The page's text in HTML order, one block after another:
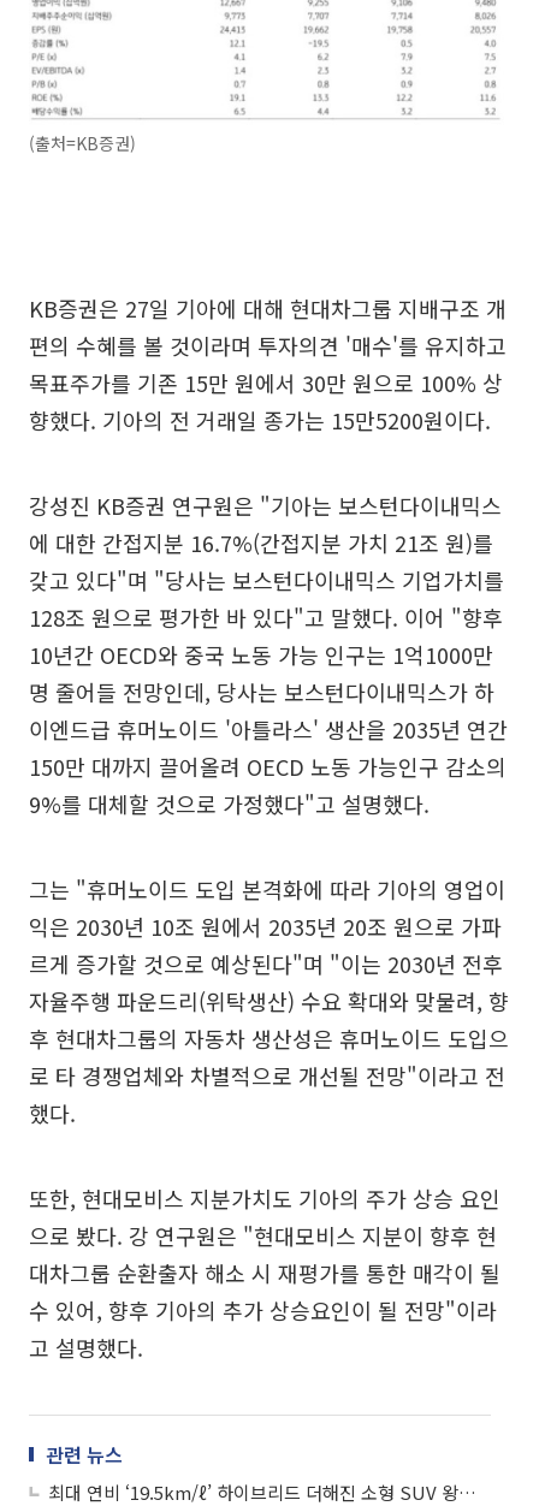
(출처=KB증권)
KB증권은 27일 기아에 대해 현대차그룹 지배구조 개
편의 수혜를 볼 것이라며 투자의견 '매수'를 유지하고
목표주가를 기존 15만 원에서 30만 원으로 100% 상
향했다. 기아의 전 거래일 종가는 15만5200원이다.
강성진 KB증권 연구원은 "기아는 보스턴다이내믹스
에 대한 간접지분 16.7%(간접지분 가치 21조 원)를
갖고 있다"며 "당사는 보스턴다이내믹스 기업가치를
128조 원으로 평가한 바 있다"고 말했다. 이어 "향후
10년간 OECD와 중국 노동 가능 인구는 1억1000만
명 줄어들 전망인데, 당사는 보스턴다이내믹스가 하
이엔드급 휴머노이드 '아틀라스' 생산을 2035년 연간
150만 대까지 끌어올려 OECD 노동 가능인구 감소의
9%를 대체할 것으로 가정했다"고 설명했다.
그는 "휴머노이드 도입 본격화에 따라 기아의 영업이
익은 2030년 10조 원에서 2035년 20조 원으로 가파
르게 증가할 것으로 예상된다"며 "이는 2030년 전후
자율주행 파운드리(위탁생산) 수요 확대와 맞물려, 향
후 현대차그룹의 자동차 생산성은 휴머노이드 도입으
로 타 경쟁업체와 차별적으로 개선될 전망"이라고 전
했다.
또한, 현대모비스 지분가치도 기아의 주가 상승 요인
으로 봤다. 강 연구원은 "현대모비스 지분이 향후 현
대차그룹 순환출자 해소 시 재평가를 통한 매각이 될
수 있어, 향후 기아의 추가 상승요인이 될 전망"이라
고 설명했다.
관련 뉴스
최대 연비 ‘19.5km/ℓ’ 하이브리드 더해진 소형 SUV 왕좌…기아 ‘디 올 뉴 셀토스’ 출격